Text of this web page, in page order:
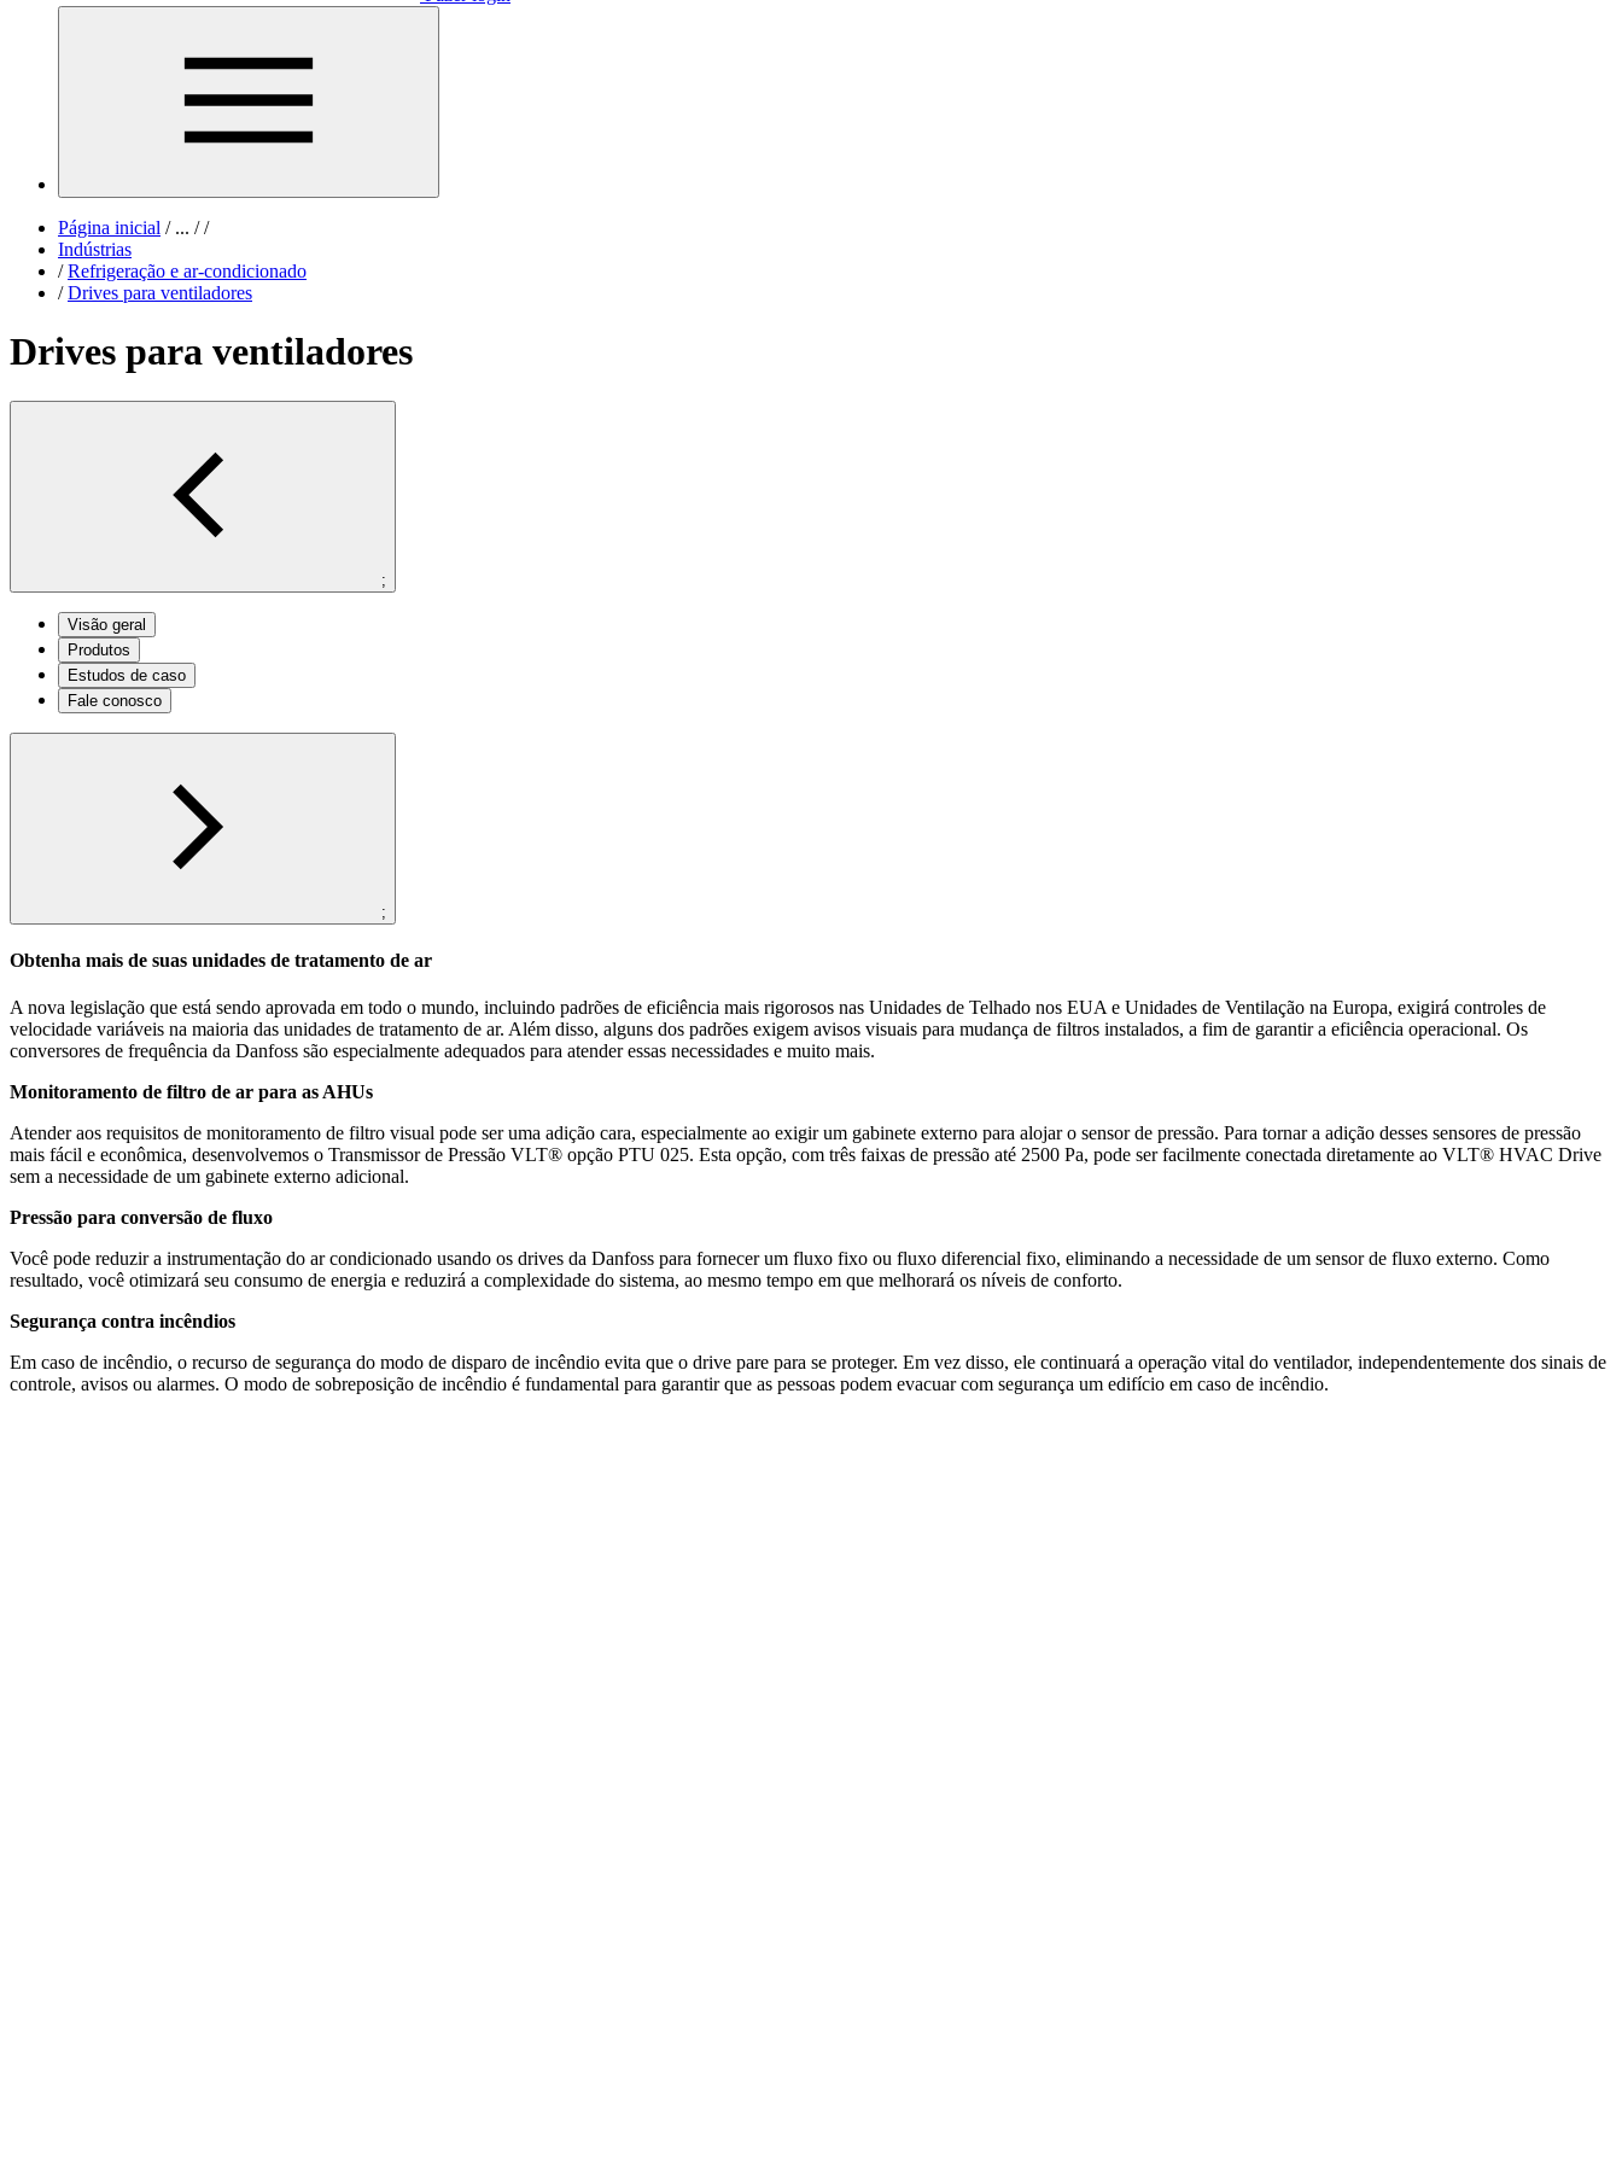
Página inicial /... / /
Indústrias
/ Refrigeração e ar-condicionado
/ Drives para ventiladores
Drives para ventiladores
;
Visão geral
Produtos
Estudos de caso
Fale conosco
;
Obtenha mais de suas unidades de tratamento de ar
A nova legislação que está sendo aprovada em todo o mundo, incluindo padrões de eficiência mais rigorosos nas Unidades de Telhado nos EUA e Unidades de Ventilação na Europa, exigirá controles de
velocidade variáveis na maioria das unidades de tratamento de ar. Além disso, alguns dos padrões exigem avisos visuais para mudança de filtros instalados, a fim de garantir a eficiência operacional. Os
conversores de frequência da Danfoss são especialmente adequados para atender essas necessidades e muito mais.
Monitoramento de filtro de ar para as AHUs
Atender aos requisitos de monitoramento de filtro visual pode ser uma adição cara, especialmente ao exigir um gabinete externo para alojar o sensor de pressão. Para tornar a adição desses sensores de pressão
mais fácil e econômica, desenvolvemos o Transmissor de Pressão VLT® opção PTU 025. Esta opção, com três faixas de pressão até 2500 Pa, pode ser facilmente conectada diretamente ao VLT® HVAC Drive
sem a necessidade de um gabinete externo adicional.
Pressão para conversão de fluxo
Você pode reduzir a instrumentação do ar condicionado usando os drives da Danfoss para fornecer um fluxo fixo ou fluxo diferencial fixo, eliminando a necessidade de um sensor de fluxo externo. Como
resultado, você otimizará seu consumo de energia e reduzirá a complexidade do sistema, ao mesmo tempo em que melhorará os níveis de conforto.
Segurança contra incêndios
Em caso de incêndio, o recurso de segurança do modo de disparo de incêndio evita que o drive pare para se proteger. Em vez disso, ele continuará a operação vital do ventilador, independentemente dos sinais de
controle, avisos ou alarmes. O modo de sobreposição de incêndio é fundamental para garantir que as pessoas podem evacuar com segurança um edifício em caso de incêndio.